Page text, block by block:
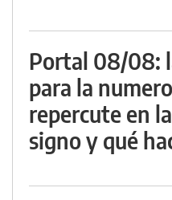
Portal 08/08:
para la
repercute en
signo y qué